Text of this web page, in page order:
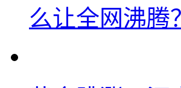
么让全网沸腾？